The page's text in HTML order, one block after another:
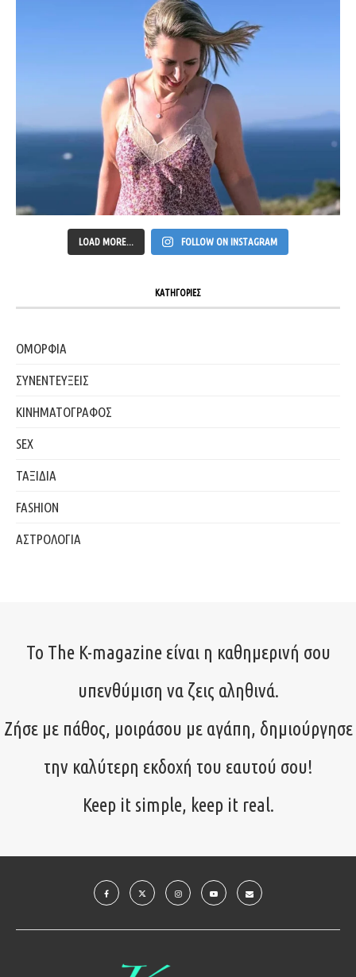
LOAD MORE... FOLLOW ON INSTAGRAM
ΚΑΤΗΓΟΡΙΕΣ
ΟΜΟΡΦΙΑ
ΣΥΝΕΝΤΕΥΞΕΙΣ
ΚΙΝΗΜΑΤΟΓΡΑΦΟΣ
SEX
ΤΑΞΙΔΙΑ
FASHION
ΑΣΤΡΟΛΟΓΙΑ
Το The K-magazine είναι η καθημερινή σου
υπενθύμιση να ζεις αληθινά.
Ζήσε με πάθος, μοιράσου με αγάπη, δημιούργησε
την καλύτερη εκδοχή του εαυτού σου!
Keep it simple, keep it real.